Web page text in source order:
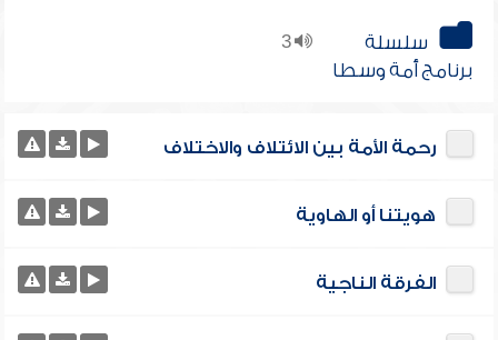
3
سلسلة
برنامج أمة وسطا
رحمة الأمة بين الائتلاف والاختلاف
هويتنا أو الهاوية
الفرقة الناجية